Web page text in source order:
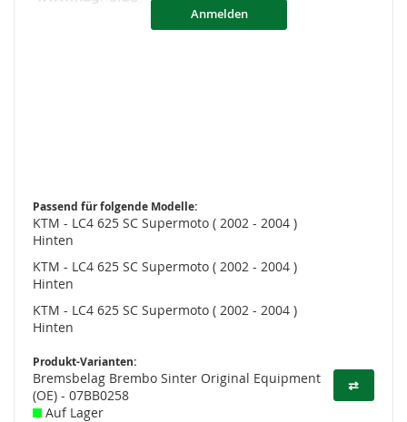
Anmelden
Passend für folgende Modelle:
KTM - LC4 625 SC Supermoto ( 2002 - 2004 )
Hinten
KTM - LC4 625 SC Supermoto ( 2002 - 2004 )
Hinten
KTM - LC4 625 SC Supermoto ( 2002 - 2004 )
Hinten
Produkt-Varianten:
⇄
Bremsbelag Brembo Sinter Original Equipment
(OE) - 07BB0258
Auf Lager